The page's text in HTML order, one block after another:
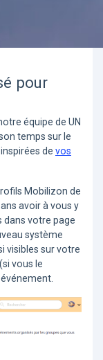
pour
équipe de UN
temps sur le
de vos
Mobilizon de
avoir à vous y
dans votre page
système
visibles sur votre
vous le